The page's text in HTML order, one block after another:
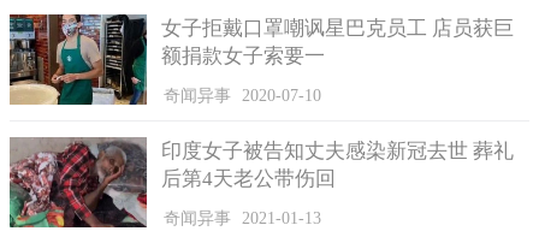
美国时间五月十四号，玛丽法官依照规定执行把格雷斯送往
少管所的要求，格雷斯需要拘禁三个月的时间。玛丽表示，之所
以执行这一决定，是因为考虑格雷斯需要接受诊治。
女子拒戴口罩嘲讽星巴克员工 店员获巨
额捐款女子索要一
奇闻异事 2020-07-10
印度女子被告知丈夫感染新冠去世 葬礼
后第4天老公带伤回
奇闻异事 2021-01-13